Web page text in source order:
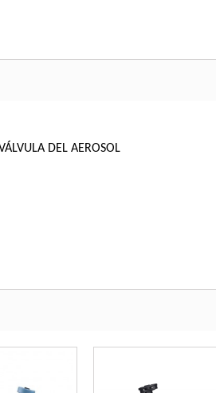
DEL AEROSOL